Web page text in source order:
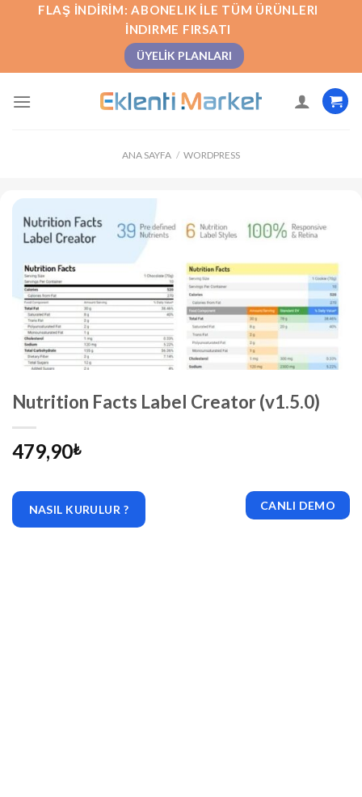
FLAŞ İNDIRIM: ABONELIK İLE TÜM ÜRÜNLERI
İNDIRME FIRSATI
ÜYELIK PLANLARI
ANA SAYFA / WORDPRESS
Nutrition Facts Label Creator (v1.5.0)
479,90₺
NASIL KURULUR ? CANLI DEMO